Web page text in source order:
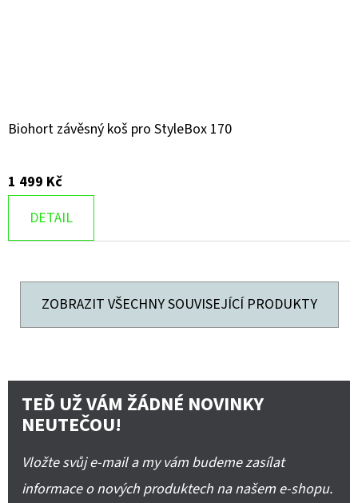
Biohort závěsný koš pro StyleBox 170
1 499 Kč
DETAIL
ZOBRAZIT VŠECHNY SOUVISEJÍCÍ PRODUKTY
TEĎ UŽ VÁM ŽÁDNÉ NOVINKY
NEUTEČOU!
Vložte svůj e-mail a my vám budeme zasílat
informace o nových produktech na našem e-shopu.